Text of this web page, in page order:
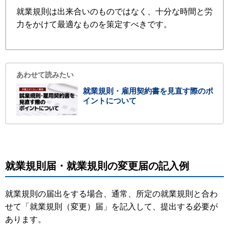
就業規則は出来合いのものではなく、十分な時間と労
力をかけて最適なものを策定すべきです。
あわせて読みたい
就業規則・雇用契約書を見直す際のポ
イントについて
就業規則届・就業規則の変更届の記入例
就業規則の届出をする場合、通常、所定の就業規則と合わ
せて「就業規則（変更）届」を記入して、提出する必要が
あります。